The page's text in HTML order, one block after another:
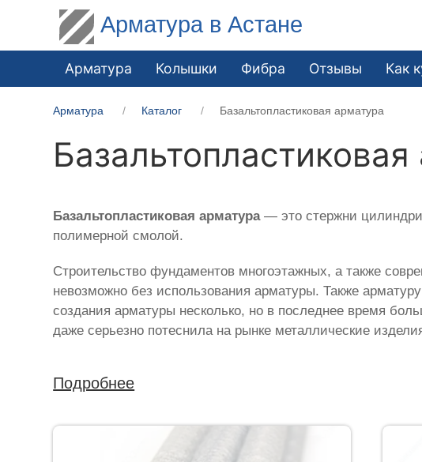
Арматура в Астане
Арматура Колышки Фибра Отзывы Как
Арматура Каталог Базальтопластиковая арматура
Базальтопластиковая арматура— это стержни
полимерной смолой.
Строительство фундаментов многоэтажных, а также
невозможно без использования арматуры. Также
создания арматуры несколько, но в последнее время
даже серьезно потеснила на рынке металлические
Подробнее